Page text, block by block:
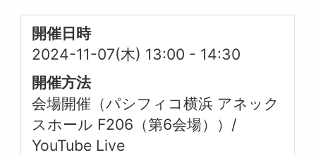
開催日時
2024-11-07(木) 13:00 - 14:30
開催方法
会場開催（パシフィコ横浜 アネック
スホール F206（第6会場））/
YouTube Live